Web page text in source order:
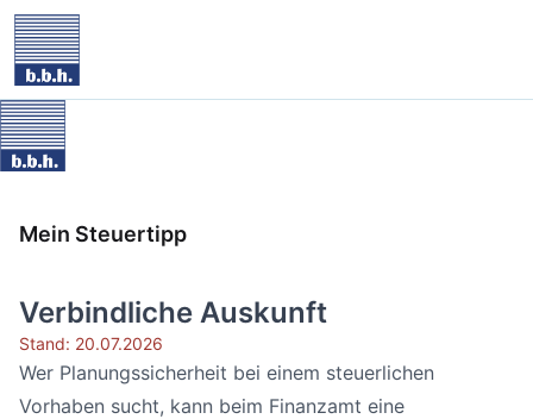
Mein Steuertipp
Verbindliche Auskunft
Stand: 20.07.2026
Wer Planungssicherheit bei einem steuerlichen
Vorhaben sucht, kann beim Finanzamt eine